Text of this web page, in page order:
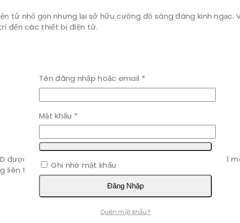
tử nhỏ gọn nhưng lại sở hữu cường độ sáng đáng kinh
đến các thiết bị điện tử.
được thiết kế dưới dạng thanh dài, có độ dài tiêu chuẩn là 1
liên tục, thường có màu trắng.
Tên đăng nhập hoặc email *Bắt
buộc
Mật khẩu *
buộc
Ghi nhớ mật khẩu
Đăng Nhập
Quên mật khẩu?